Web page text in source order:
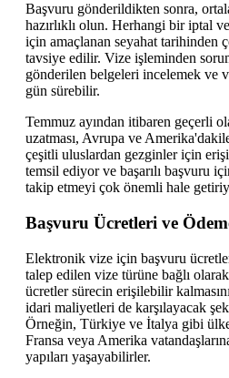
Başvuru gönderildikten sonra,
hazırlıklı olun. Herhangi bir iptal
için amaçlanan seyahat tarihinden
tavsiye edilir. Vize işleminden
gönderilen belgeleri incelemek ve
gün sürebilir.
Temmuz ayından itibaren geçerli
uzatması, Avrupa ve
çeşitli uluslardan gezginler için
temsil ediyor ve başarılı başvuru
takip etmeyi çok önemli hale
Başvuru Ücretleri ve
Elektronik vize için başvuru
talep edilen vize türüne bağlı
ücretler sürecin erişilebilir
idari maliyetleri de karşılayacak
Örneğin, Türkiye ve İtalya gibi
Fransa veya Amerika
yapıları yaşayabilirler.